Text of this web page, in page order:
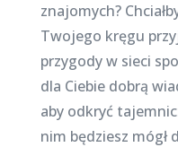
znajomych?
Twojego kręgu
przygody w sieci
dla Ciebie dobrą
aby odkryć
nim będziesz mógł